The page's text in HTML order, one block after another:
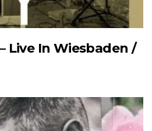
Live In Wiesbaden /